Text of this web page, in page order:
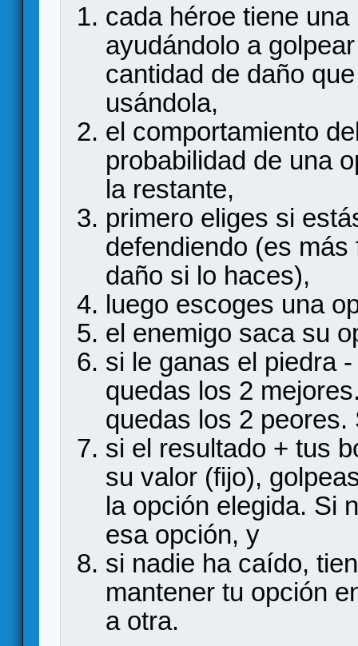
cada héroe tiene
ayudándolo a
cantidad de daño
usándola,
el comportamiento
probabilidad de una
la restante,
primero eliges si
defendiendo (es
daño si lo haces),
luego escoges una
el enemigo saca su
si le ganas el piedra
quedas los 2
quedas los 2
si el resultado + tus
su valor (fijo),
la opción elegida. Si
esa opción, y
si nadie ha caído,
mantener tu opción
a otra.